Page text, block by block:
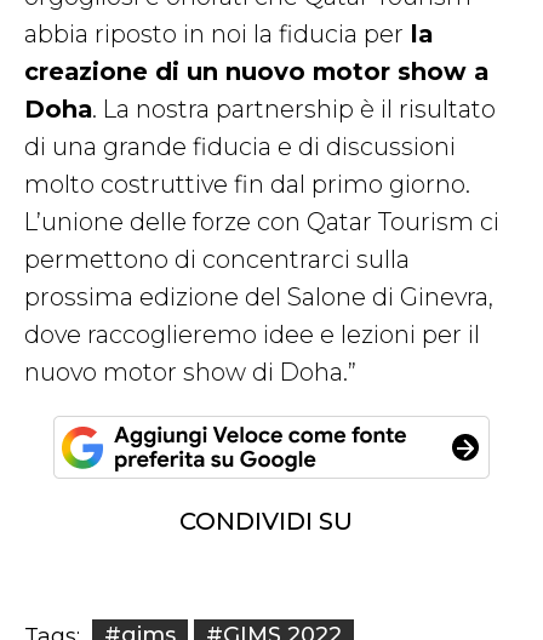
abbia riposto in noi la fiducia per la
creazione di un nuovo motor show a
Doha. La nostra partnership è il risultato
di una grande fiducia e di discussioni
molto costruttive fin dal primo giorno.
L’unione delle forze con Qatar Tourism ci
permettono di concentrarci sulla
prossima edizione del Salone di Ginevra,
dove raccoglieremo idee e lezioni per il
nuovo motor show di Doha.”
CONDIVIDI SU
#gims #GIMS 2022